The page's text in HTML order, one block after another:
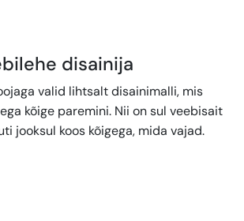
disainija
valid lihtsalt disainimalli, mis
kõige paremini. Nii on sul veebisait
jooksul koos kõigega, mida vajad.